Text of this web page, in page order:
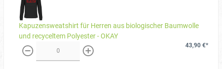
Kapuzensweatshirt für Herren aus biologischer Baumwolle
und recyceltem Polyester - OKAY
weniger mehr
43,90 €*